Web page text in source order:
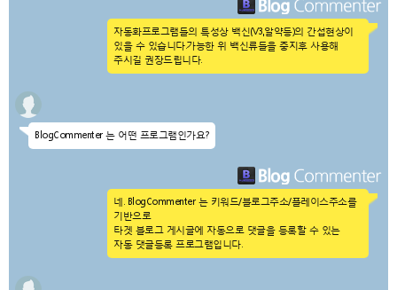
자동화프로그램들의 특성상 백신(V3,알약등)의 간섭현상이
있을 수 있습니다.가능한 위 백신류들을 중지후 사용해
주시길 권장드립니다.
BlogCommenter 는 어떤 프로그램인가요?
네. BlogCommenter 는 키워드/블로그주소/플레이스주소를
기반으로
타겟 블로그 게시글에 자동으로 댓글을 등록할 수 있는
자동 댓글등록 프로그램입니다.